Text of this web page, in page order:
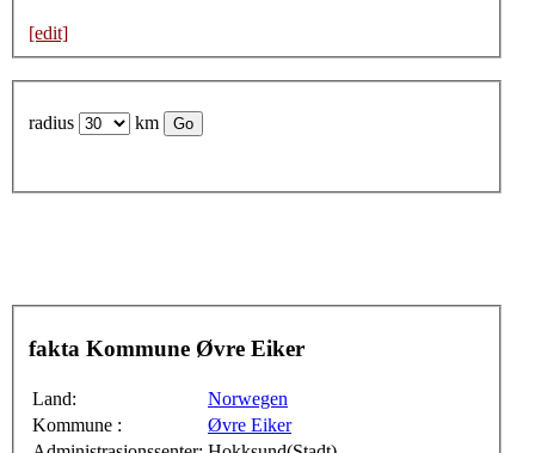
[edit]
radius km
fakta Kommune Øvre Eiker
Land:
Norwegen
Kommune :
Øvre Eiker